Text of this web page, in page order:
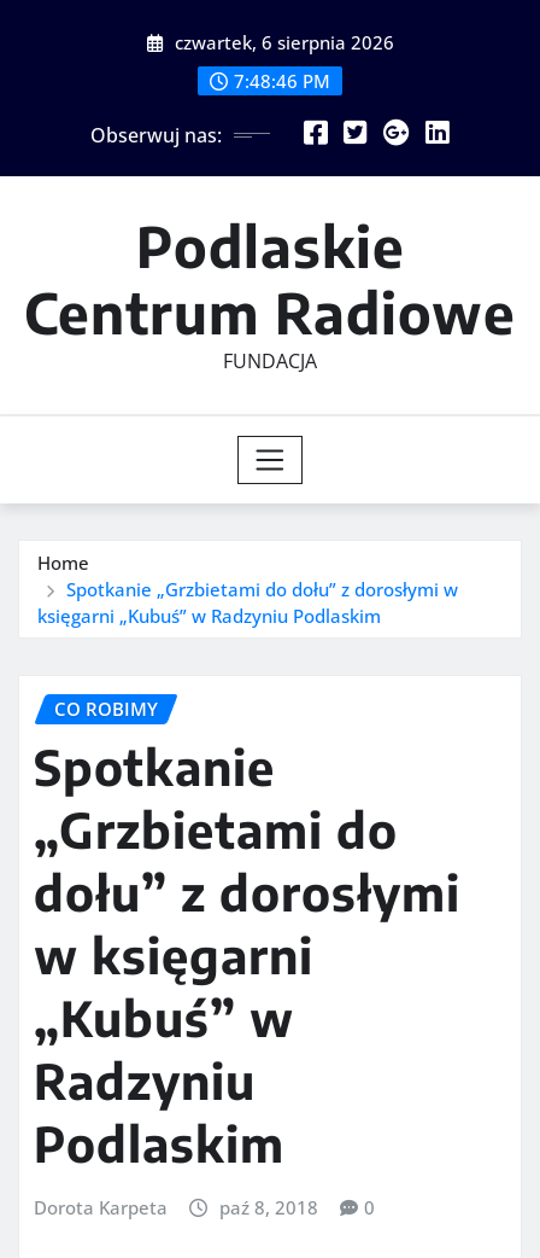
czwartek, 6 sierpnia 2026
7:48:47 PM
Obserwuj nas:
Podlaskie
Centrum Radiowe
FUNDACJA
Home
Spotkanie „Grzbietami do dołu” z dorosłymi w
księgarni „Kubuś” w Radzyniu Podlaskim
CO ROBIMY
Spotkanie
„Grzbietami do
dołu” z dorosłymi
w księgarni
„Kubuś” w
Radzyniu
Podlaskim
Dorota Karpeta paź 8, 2018 0